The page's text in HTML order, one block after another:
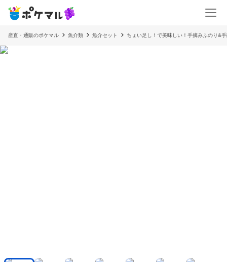
産直・通販のポケマル 魚介類 魚介セット ちょい足し！で美味しい！手摘みふのり&